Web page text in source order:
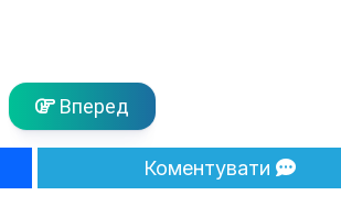
Вперед
Коментувати